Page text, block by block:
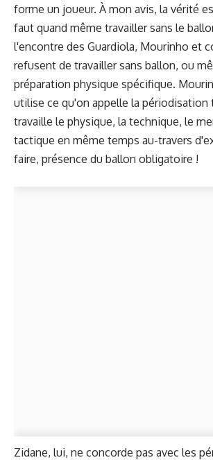
forme un joueur. À mon avis, la vérité
faut quand même travailler sans le
l'encontre des Guardiola, Mourinho et
refusent de travailler sans ballon, ou
préparation physique spécifique.
utilise ce qu'on appelle la périodisation
travaille le physique, la technique, le
tactique en même temps au-travers
faire, présence du ballon obligatoire !
Zidane, lui, ne concorde pas avec les